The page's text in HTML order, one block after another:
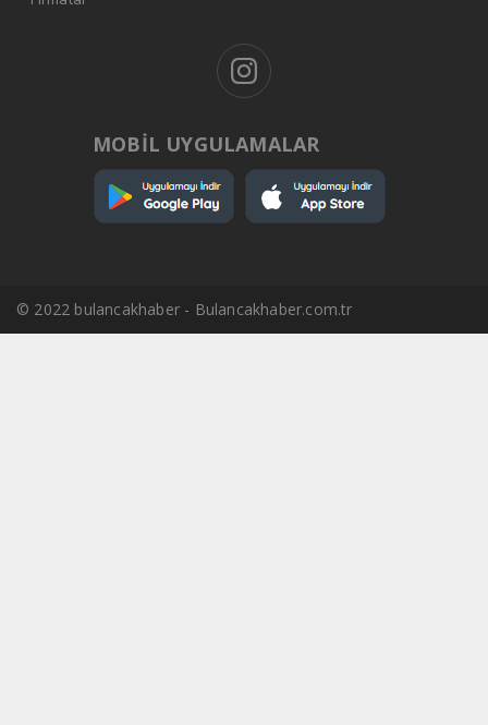
MOBİL UYGULAMALAR
© 2022 bulancakhaber - Bulancakhaber.com.tr